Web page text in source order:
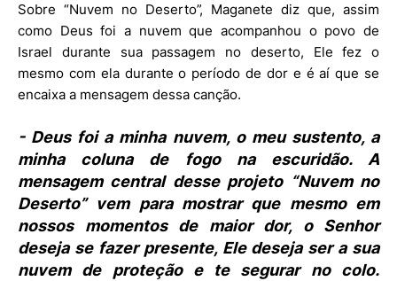
Sobre “Nuvem no Deserto”, Maganete diz que, assim
como Deus foi a nuvem que acompanhou o povo de
Israel durante sua passagem no deserto, Ele fez o
mesmo com ela durante o período de dor e é aí que se
encaixa a mensagem dessa canção.
- Deus foi a minha nuvem, o meu sustento, a
minha coluna de fogo na escuridão. A
mensagem central desse projeto “Nuvem no
Deserto” vem para mostrar que mesmo em
nossos momentos de maior dor, o Senhor
deseja se fazer presente, Ele deseja ser a sua
nuvem de proteção e te segurar no colo.